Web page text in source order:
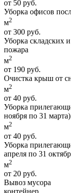
от 50 руб.
Уборка офисов
м2
от 300 руб.
Уборка складских
пожара
м2
от 190 руб.
Очистка крыш от
м2
от 40 руб.
Уборка
ноября по 31 марта)
м2
от 40 руб.
Уборка
апреля по 31
м2
от 20 руб.
Вывоз мусора
контейнер